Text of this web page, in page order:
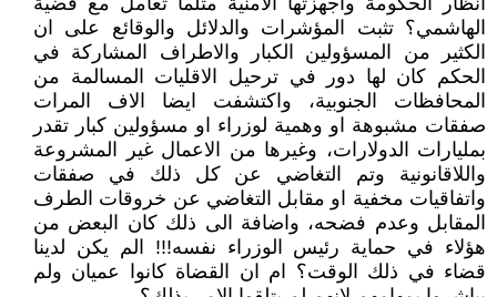
الهاشمي؟ تثبت المؤشرات والدلائل والوقائع على ان
الكثير من المسؤولين الكبار والاطراف المشاركة في
الحكم كان لها دور في ترحيل الاقليات المسالمة من
المحافظات الجنوبية، واكتشفت ايضا الاف المرات
صفقات مشبوهة او وهمية لوزراء او مسؤولين كبار تقدر
بمليارات الدولارات، وغيرها من الاعمال غير المشروعة
واللاقانونية وتم التغاضي عن كل ذلك في صفقات
واتفاقيات مخفية او مقابل التغاضي عن خروقات الطرف
المقابل وعدم فضحه، واضافة الى ذلك كان البعض من
هؤلاء في حماية رئيس الوزراء نفسه!!! الم يكن لدينا
قضاء في ذلك الوقت؟ ام ان القضاة كانوا عميان ولم